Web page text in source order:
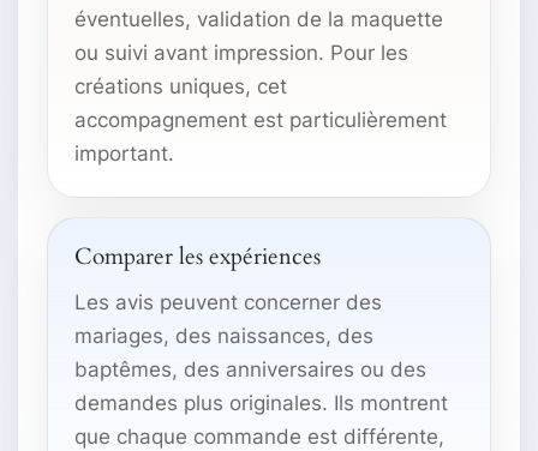
éventuelles, validation de la maquette
ou suivi avant impression. Pour les
créations uniques, cet
accompagnement est particulièrement
important.
Comparer les expériences
Les avis peuvent concerner des
mariages, des naissances, des
baptêmes, des anniversaires ou des
demandes plus originales. Ils montrent
que chaque commande est différente,